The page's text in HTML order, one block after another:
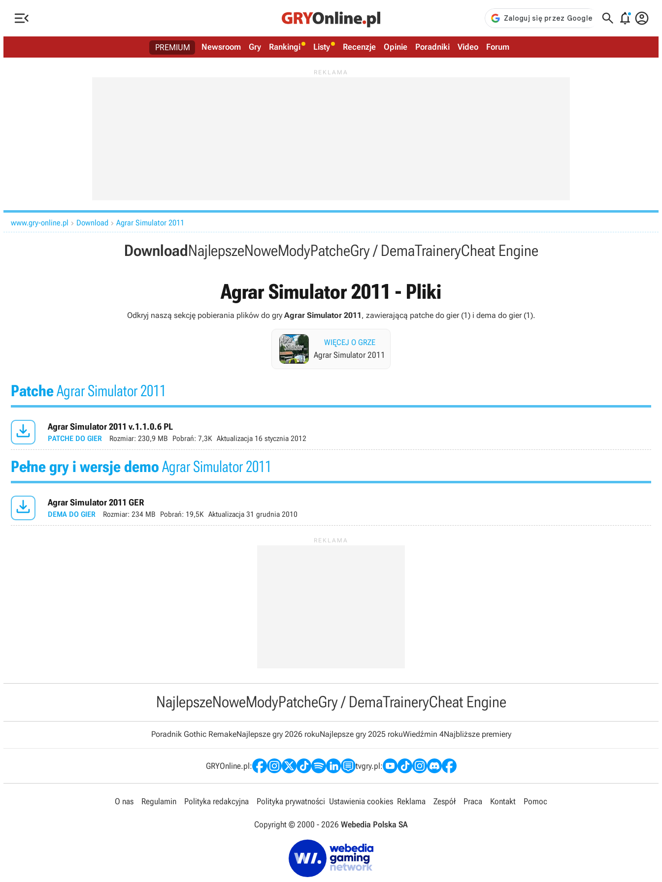
   
PREMIUM Newsroom Gry Rankingi Listy Recenzje Opinie Poradniki Video Forum
www.gry-online.pl  Download  Agrar Simulator 2011
DownloadNajlepszeNoweModyPatcheGry / DemaTraineryCheat Engine
Agrar Simulator 2011 - Pliki
Odkryj naszą sekcję pobierania plików do gry Agrar Simulator 2011, zawierającą patche do gier (1) i dema do gier (1).
WIĘCEJ O GRZE
Agrar Simulator 2011
PatcheAgrar Simulator 2011
 Agrar Simulator 2011 v.1.1.0.6 PL
PATCHE DO GIER Rozmiar: 230,9 MB Pobrań: 7,3K Aktualizacja 16 stycznia 2012
Pełne gry i wersje demoAgrar Simulator 2011
 Agrar Simulator 2011 GER
DEMA DO GIER Rozmiar: 234 MB Pobrań: 19,5K Aktualizacja 31 grudnia 2010
NajlepszeNoweModyPatcheGry / DemaTraineryCheat Engine
Poradnik Gothic RemakeNajlepsze gry 2026 rokuNajlepsze gry 2025 rokuWiedźmin 4Najbliższe premiery
GRYOnline.pl: tvgry.pl:
O nas Regulamin Polityka redakcyjna Polityka prywatności Ustawienia cookies Reklama Zespół Praca Kontakt Pomoc
Copyright © 2000 - 2026 Webedia Polska SA